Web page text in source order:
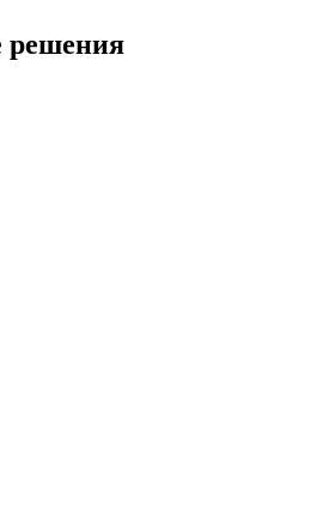
решения